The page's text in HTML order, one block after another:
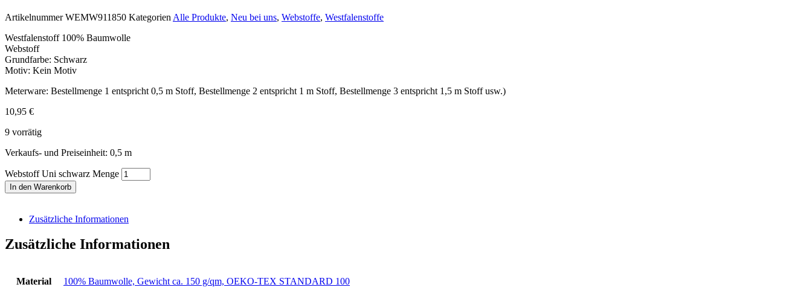
ArtikelnummerWEMW911850 Kategorien Alle Produkte, Neu bei uns, Webstoffe, Westfalenstoffe
Westfalenstoff 100% Baumwolle
Webstoff
Grundfarbe: Schwarz
Motiv: Kein Motiv
Meterware: Bestellmenge 1 entspricht 0,5 m Stoff, Bestellmenge 2 entspricht 1 m Stoff, Bestellmenge 3 entspricht 1,5 m Stoff usw.)
10,95 €
9 vorrätig
Verkaufs- und Preiseinheit: 0,5 m
Webstoff Uni schwarz Menge
In den Warenkorb
Zusätzliche Informationen
Zusätzliche Informationen
Material 100% Baumwolle, Gewicht ca. 150 g/qm, OEKO-TEX STANDARD 100